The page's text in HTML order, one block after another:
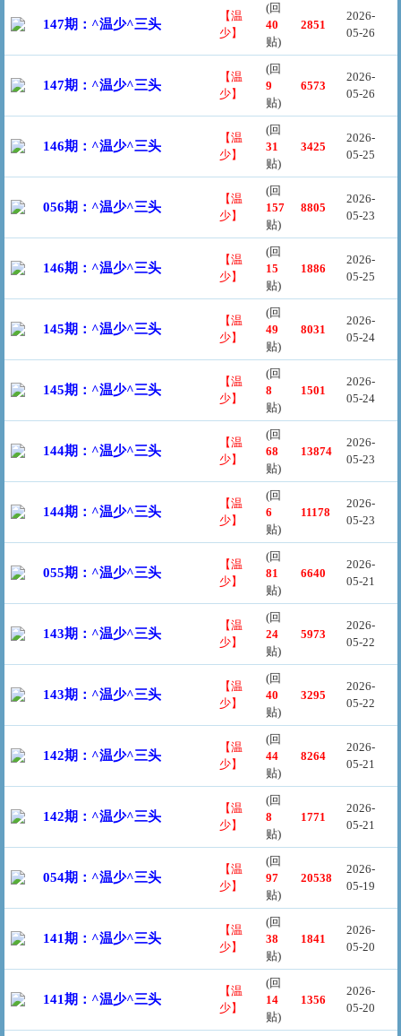
147期：^温少^三头
【温
少】
(回
40
贴)
2851
2026-
05-26
147期：^温少^三头
【温
少】
(回
9
贴)
6573
2026-
05-26
146期：^温少^三头
【温
少】
(回
31
贴)
3425
2026-
05-25
056期：^温少^三头
【温
少】
(回
157
贴)
8805
2026-
05-23
146期：^温少^三头
【温
少】
(回
15
贴)
1886
2026-
05-25
145期：^温少^三头
【温
少】
(回
49
贴)
8031
2026-
05-24
145期：^温少^三头
【温
少】
(回
8
贴)
1501
2026-
05-24
144期：^温少^三头
【温
少】
(回
68
贴)
13874
2026-
05-23
144期：^温少^三头
【温
少】
(回
6
贴)
11178
2026-
05-23
055期：^温少^三头
【温
少】
(回
81
贴)
6640
2026-
05-21
143期：^温少^三头
【温
少】
(回
24
贴)
5973
2026-
05-22
143期：^温少^三头
【温
少】
(回
40
贴)
3295
2026-
05-22
142期：^温少^三头
【温
少】
(回
44
贴)
8264
2026-
05-21
142期：^温少^三头
【温
少】
(回
8
贴)
1771
2026-
05-21
054期：^温少^三头
【温
少】
(回
97
贴)
20538
2026-
05-19
141期：^温少^三头
【温
少】
(回
38
贴)
1841
2026-
05-20
141期：^温少^三头
【温
少】
(回
14
贴)
1356
2026-
05-20